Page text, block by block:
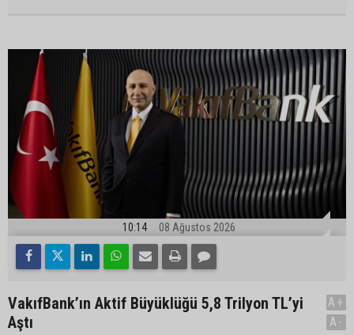
10:14 08 Ağustos 2026
VakıfBank’ın Aktif Büyüklüğü 5,8 Trilyon TL’yi
Aştı
A+
A-